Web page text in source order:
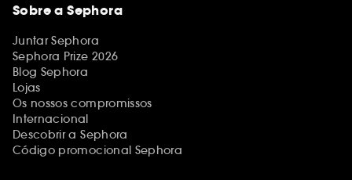
Sobre a Sephora
Juntar Sephora
Sephora Prize 2026
Blog Sephora
Lojas
Os nossos compromissos
Internacional
Descobrir a Sephora
Código promocional Sephora